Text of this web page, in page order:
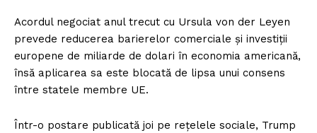
Acordul negociat anul trecut cu Ursula von der Leyen
prevede reducerea barierelor comerciale și investiții
europene de miliarde de dolari în economia americană,
însă aplicarea sa este blocată de lipsa unui consens
între statele membre UE.
Într-o postare publicată joi pe rețelele sociale, Trump